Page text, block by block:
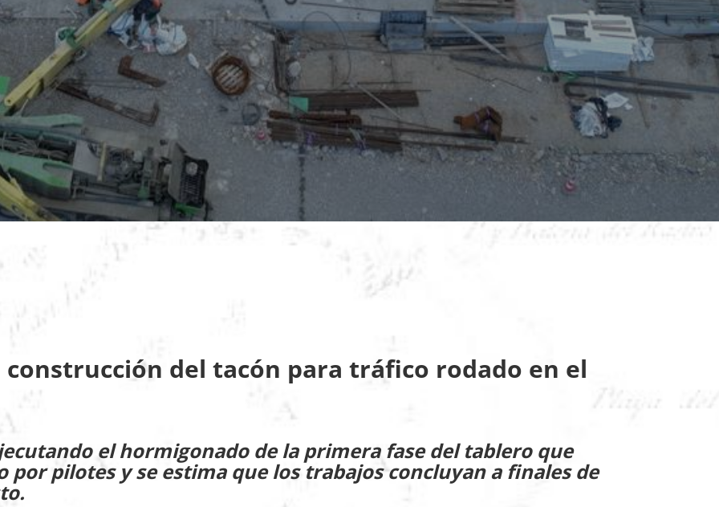
del tacón para tráfico rodado en el
el hormigonado de la primera fase del tablero que
pilotes y se estima que los trabajos concluyan a finales de